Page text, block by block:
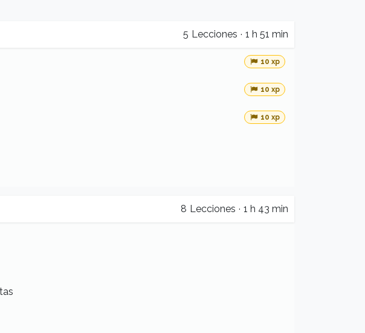
5 Lecciones · 1 h 51 min
10 xp
10 xp
10 xp
8 Lecciones · 1 h 43 min